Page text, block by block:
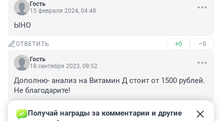
Гость
15 февраля 2024, 04:48
ЫНО
ОТВЕТИТЬ +0 –0
Гость
18 сентября 2023, 08:52
Дополню- анализ на Витамин Д стоит от 1500 рублей.
Не благодарите!
ОТВЕТИТЬ –0
Получай награды за комментарии и другие